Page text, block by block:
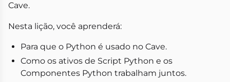
Cave.
Nesta lição, você aprenderá:
Para que o Python é usado no Cave.
Como os ativos de Script Python e os
Componentes Python trabalham juntos.